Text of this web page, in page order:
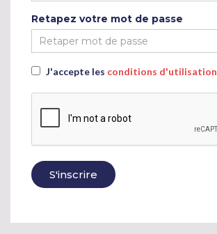
Retapez votre mot de passe
J'accepte les conditions d'utilisation
S'inscrire